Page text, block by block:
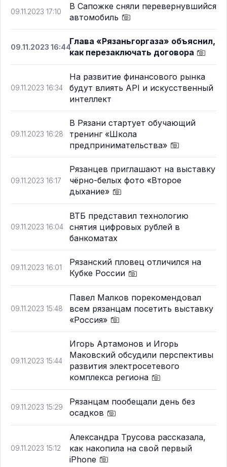
09.11.2023 17:10
В Сапожке сняли перевернувшийся
автомобиль
09.11.2023 16:44
Глава «Рязаньгоргаза» объяснил,
как перезаключать договора
09.11.2023 16:34
На развитие финансового рынка
будут влиять API и искусственный
интеллект
09.11.2023 16:28
В Рязани стартует обучающий
тренинг «Школа
предпринимательства»
09.11.2023 16:17
Рязанцев приглашают на выставку
чёрно-белых фото «Второе
дыхание»
09.11.2023 16:04
ВТБ представил технологию
снятия цифровых рублей в
банкоматах
09.11.2023 16:01
Рязанский пловец отличился на
Кубке России
09.11.2023 15:48
Павел Малков порекомендовал
всем рязанцам посетить выставку
«Россия»
09.11.2023 15:44
Игорь Артамонов и Игорь
Маковский обсудили перспективы
развития электросетевого
комплекса региона
09.11.2023 15:29
Рязанцам пообещали день без
осадков
09.11.2023 15:12
Александра Трусова рассказала,
как накопила на свой первый
iPhone